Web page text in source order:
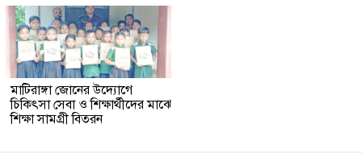
মাটিরাঙ্গা জোনের উদ্যোগে
চিকিৎসা সেবা ও শিক্ষার্থীদের মাঝে
শিক্ষা সামগ্রী বিতরন